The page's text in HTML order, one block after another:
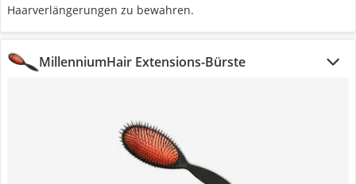
Haarverlängerungen zu bewahren.
MillenniumHair Extensions-Bürste